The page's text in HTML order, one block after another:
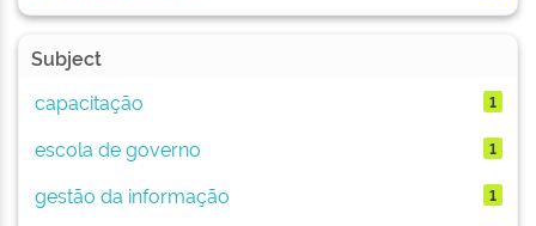
Subject
capacitação
1
escola de governo 1
gestão da informação 1